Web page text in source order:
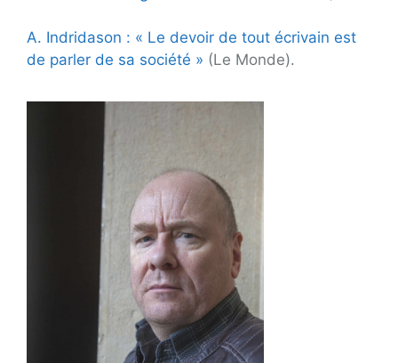
A. Indridason : « Le devoir de tout écrivain est
de parler de sa société » (Le Monde).